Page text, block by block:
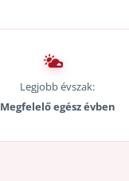
Legjobb évszak:
Megfelelő egész évben